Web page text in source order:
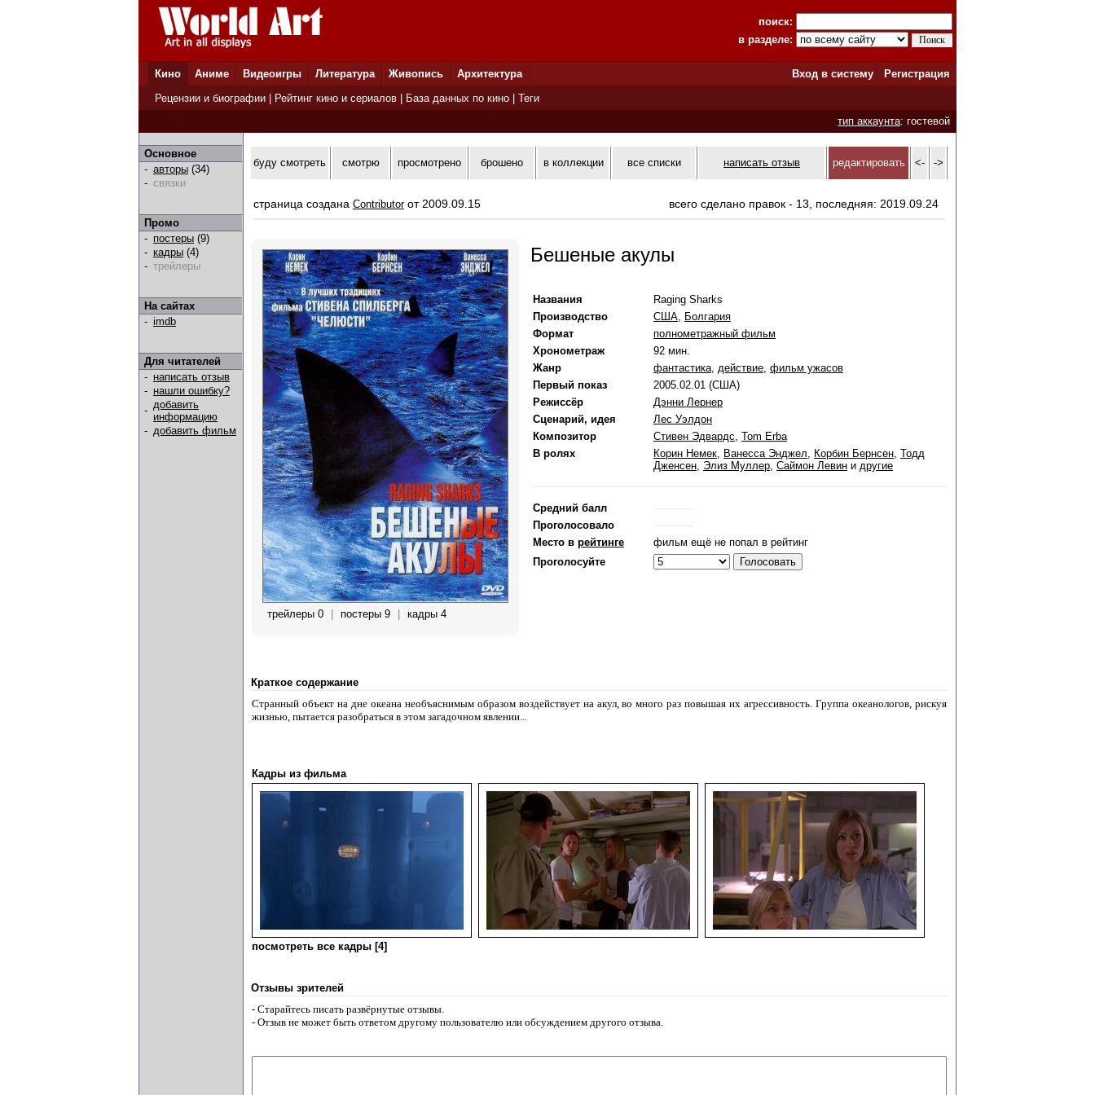
поиск:
в разделе:
Кино Аниме Видеоигры Литература Живопись Архитектура Вход в систему
Регистрация
Рецензии и биографии
Рейтинг кино и сериалов База данных по кино
Теги
тип аккаунта: гостевой
Основное
- авторы (34)
- связки
Промо
- постеры (9)
- кадры (4)
- трейлеры
На сайтах
- imdb
Для читателей
- написать отзыв
- нашли ошибку?
- добавить
информацию
- добавить фильм
буду смотреть смотрю просмотрено брошено в коллекции все списки написать отзыв редактировать <- ->
страница создана Contributorот 2009.09.15 всего сделано правок - 13, последняя: 2019.09.24
трейлеры 0 постеры 9 кадры 4
Бешеные акулы
Названия
Raging Sharks
Производство
США, Болгария
Формат
полнометражный фильм
Хронометраж
92 мин.
Жанр
фантастика, действие, фильм ужасов
Первый показ
2005.02.01 (США)
Режиссёр
Дэнни Лернер
Сценарий, идея
Лес Уэлдон
Композитор
Стивен Эдвардс, Tom Erba
В ролях
Корин Немек, Ванесса Энджел, Корбин Бернсен, Тодд
Дженсен, Элиз Муллер, Саймон Левин и другие
Средний балл
Проголосовало
Место в рейтинге
фильм ещё не попал в рейтинг
Проголосуйте
Краткое содержание
Странный объект на дне океана необъяснимым образом воздействует на акул, во много раз повышая их агрессивность. Группа океанологов, рискуя
жизнью, пытается разобраться в этом загадочном явлении...
Кадры из фильма
посмотреть все кадры [4]
Отзывы зрителей
- Старайтесь писать развёрнутые отзывы.
- Отзыв не может быть ответом другому пользователю или обсуждением другого отзыва.